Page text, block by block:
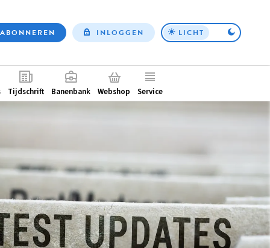
Top
ABONNEREN INLOGGEN LICHT
Tijdschrift Banenbank Webshop Service